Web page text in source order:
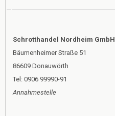
Schrotthandel Nordheim GmbH
Bäumenheimer Straße 51
86609 Donauwörth
Tel: 0906 99990-91
Annahmestelle